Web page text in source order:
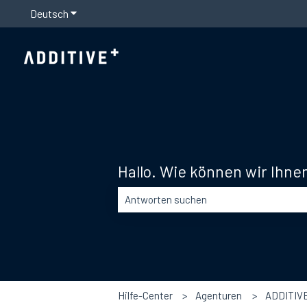
Deutsch Untermenü für Übersetzungen anzeigen
Hallo. Wie können wir
Hilfe-Center Agenturen